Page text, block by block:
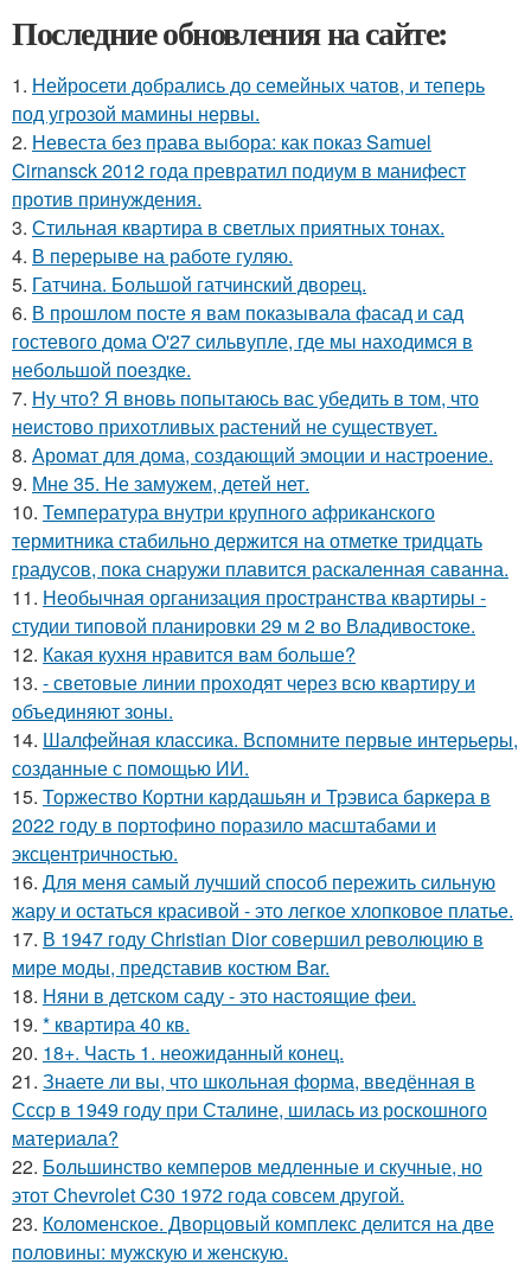
Последние обновления на сайте:
1. Нейросети добрались до семейных чатов, и теперь
под угрозой мамины нервы.
2. Невеста без права выбора: как показ Samuel
Cirnansck 2012 года превратил подиум в манифест
против принуждения.
3. Стильная квартира в светлых приятных тонах.
4. В перерыве на работе гуляю.
5. Гатчина. Большой гатчинский дворец.
6. В прошлом посте я вам показывала фасад и сад
гостевого дома O'27 сильвупле, где мы находимся в
небольшой поездке.
7. Ну что? Я вновь попытаюсь вас убедить в том, что
неистово прихотливых растений не существует.
8. Аромат для дома, создающий эмоции и настроение.
9. Мне 35. Не замужем, детей нет.
10. Температура внутри крупного африканского
термитника стабильно держится на отметке тридцать
градусов, пока снаружи плавится раскаленная саванна.
11. Необычная организация пространства квартиры -
студии типовой планировки 29 м 2 во Владивостоке.
12. Какая кухня нравится вам больше?
13. - световые линии проходят через всю квартиру и
объединяют зоны.
14. Шалфейная классика. Вспомните первые интерьеры,
созданные с помощью ИИ.
15. Торжество Кортни кардашьян и Трэвиса баркера в
2022 году в портофино поразило масштабами и
эксцентричностью.
16. Для меня самый лучший способ пережить сильную
жару и остаться красивой - это легкое хлопковое платье.
17. В 1947 году Christian Dior совершил революцию в
мире моды, представив костюм Bar.
18. Няни в детском саду - это настоящие феи.
19. * квартира 40 кв.
20. 18+. Часть 1. неожиданный конец.
21. Знаете ли вы, что школьная форма, введённая в
Ссср в 1949 году при Сталине, шилась из роскошного
материала?
22. Большинство кемперов медленные и скучные, но
этот Chevrolet C30 1972 года совсем другой.
23. Коломенское. Дворцовый комплекс делится на две
половины: мужскую и женскую.